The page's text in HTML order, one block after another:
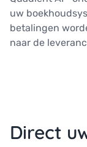
uw
betalingen
naar de
Direct